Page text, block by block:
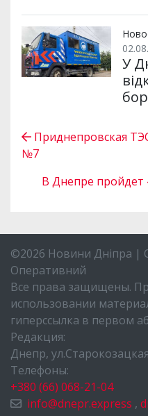
У
Приднепровская
№7
В Днепре пройдет
©2026 Новини Дніпра |
Оперативний
Все права защищены.
использовании
гиперссылка в первом
Редакция:
Днепр,
Телефоны:
+380 (66) 068-21-04
info@dnepr.express ,